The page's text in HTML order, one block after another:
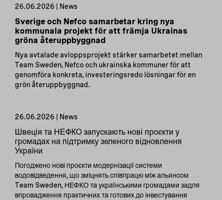
26.06.2026 | News
Sverige och Nefco samarbetar kring nya
kommunala projekt för att främja Ukrainas
gröna återuppbyggnad
Nya avtalade avloppsprojekt stärker samarbetet mellan
Team Sweden, Nefco och ukrainska kommuner för att
genomföra konkreta, investeringsredo lösningar för en
grön återuppbyggnad.
26.06.2026 | News
Швеція та НЕФКО запускають нові проєкти у
громадах на підтримку зеленого відновлення
України
Погоджено нові проєкти модернізації системи
водовідведення, що зміцнять співпрацю між альянсом
Team Sweden, НЕФКО та українськими громадами задля
впровадження практичних та готових до інвестування